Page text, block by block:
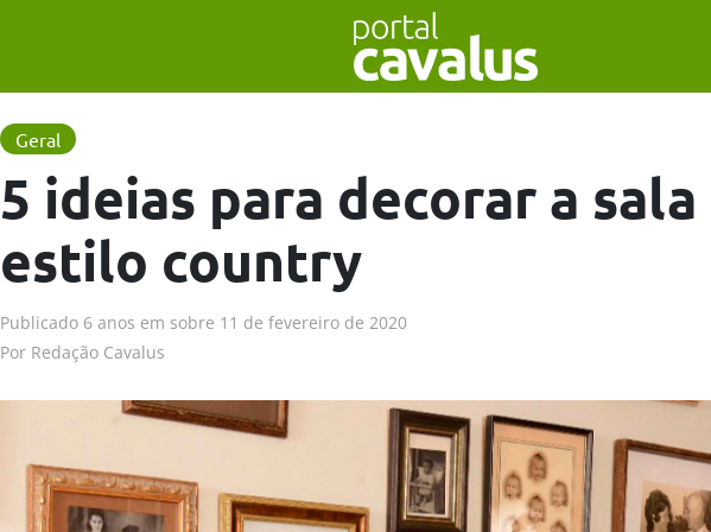
Geral
5 ideias para decorar a
estilo country
Publicado 6 anos em sobre 11 de fevereiro de 2020
Por Redação Cavalus